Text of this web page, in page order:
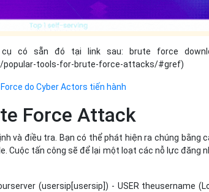
có sẵn đó tại link sau: brute force
tools-for-brute-force-attacks/#gref)
do Cyber Actors tiến hành
Force Attack
và điều tra. Bạn có thể phát hiện ra chúng bằng
Cuộc tấn công sẽ để lại một loạt các nỗ lực đăng
(usersip[usersip]) - USER theusername